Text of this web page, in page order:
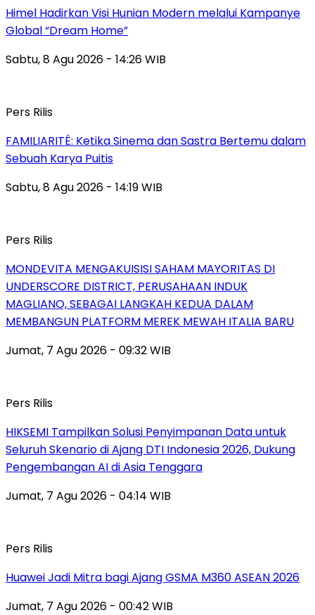
Himel Hadirkan Visi Hunian Modern melalui Kampanye
Global “Dream Home”
Sabtu, 8 Agu 2026 - 14:26 WIB
Pers Rilis
FAMILIARITÉ: Ketika Sinema dan Sastra Bertemu dalam
Sebuah Karya Puitis
Sabtu, 8 Agu 2026 - 14:19 WIB
Pers Rilis
MONDEVITA MENGAKUISISI SAHAM MAYORITAS DI
UNDERSCORE DISTRICT, PERUSAHAAN INDUK
MAGLIANO, SEBAGAI LANGKAH KEDUA DALAM
MEMBANGUN PLATFORM MEREK MEWAH ITALIA BARU
Jumat, 7 Agu 2026 - 09:32 WIB
Pers Rilis
HIKSEMI Tampilkan Solusi Penyimpanan Data untuk
Seluruh Skenario di Ajang DTI Indonesia 2026, Dukung
Pengembangan AI di Asia Tenggara
Jumat, 7 Agu 2026 - 04:14 WIB
Pers Rilis
Huawei Jadi Mitra bagi Ajang GSMA M360 ASEAN 2026
Jumat, 7 Agu 2026 - 00:42 WIB